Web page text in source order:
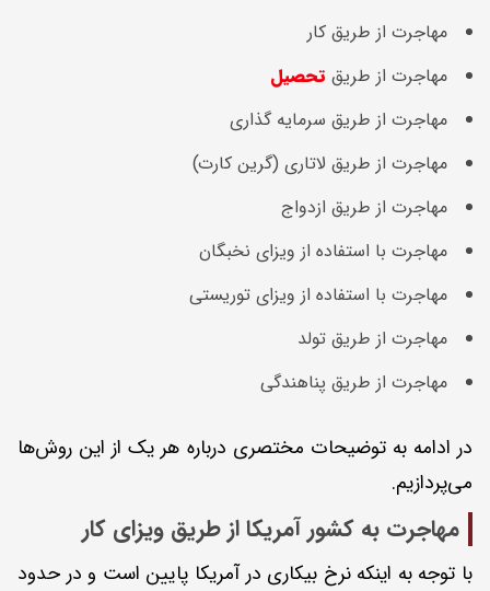
مهاجرت از طریق کار
مهاجرت از طریق تحصیل
مهاجرت از طریق سرمایه گذاری
مهاجرت از طریق لاتاری (گرین کارت)
مهاجرت از طریق ازدواج
مهاجرت با استفاده از ویزای نخبگان
مهاجرت با استفاده از ویزای توریستی
مهاجرت از طریق تولد
مهاجرت از طریق پناهندگی
در ادامه به توضیحات مختصری درباره هر یک از این روش‌ها
می‌پردازیم.
مهاجرت به کشور آمریکا از طریق ویزای کار
با توجه به اینکه نرخ بیکاری در آمریکا پایین است و در حدود